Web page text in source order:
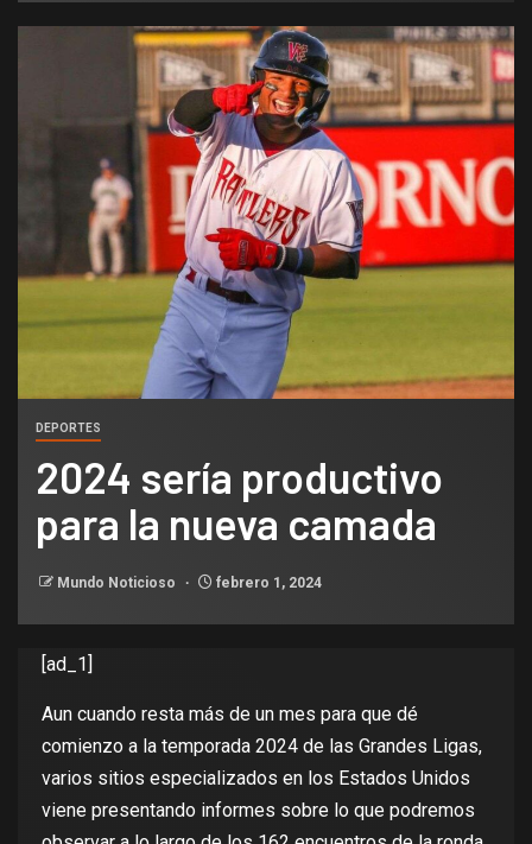
DEPORTES
2024 sería productivo
para la nueva camada
Mundo Noticioso febrero 1, 2024
[ad_1]
Aun cuando resta más de un mes para que dé
comienzo a la temporada 2024 de las Grandes Ligas,
varios sitios especializados en los Estados Unidos
viene presentando informes sobre lo que podremos